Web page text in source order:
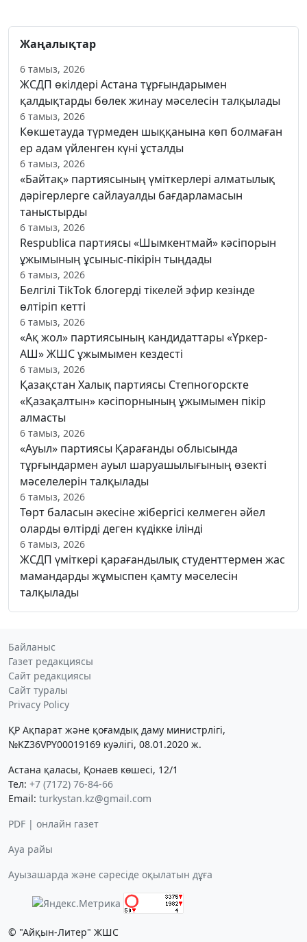
Жаңалықтар
6 тамыз, 2026
ЖСДП өкілдері Астана тұрғындарымен
қалдықтарды бөлек жинау мәселесін талқылады
6 тамыз, 2026
Көкшетауда түрмеден шыққанына көп болмаған
ер адам үйленген күні ұсталды
6 тамыз, 2026
«Байтақ» партиясының үміткерлері алматылық
дәрігерлерге сайлауалды бағдарламасын
таныстырды
6 тамыз, 2026
Respublica партиясы «Шымкентмай» кәсіпорын
ұжымының ұсыныс-пікірін тыңдады
6 тамыз, 2026
Белгілі TikTok блогерді тікелей эфир кезінде
өлтіріп кетті
6 тамыз, 2026
«Ақ жол» партиясының кандидаттары «Үркер-
АШ» ЖШС ұжымымен кездесті
6 тамыз, 2026
Қазақстан Халық партиясы Степногорскте
«Қазақалтын» кәсіпорнының ұжымымен пікір
алмасты
6 тамыз, 2026
«Ауыл» партиясы Қарағанды облысында
тұрғындармен ауыл шаруашылығының өзекті
мәселелерін талқылады
6 тамыз, 2026
Төрт баласын әкесіне жібергісі келмеген әйел
оларды өлтірді деген күдікке ілінді
6 тамыз, 2026
ЖСДП үміткері қарағандылық студенттермен жас
мамандарды жұмыспен қамту мәселесін
талқылады
Байланыс
Газет редакциясы
Сайт редакциясы
Сайт туралы
Privacy Policy
ҚР Ақпарат және қоғамдық даму министрлігі,
№KZ36VPY00019169 куәлігі, 08.01.2020 ж.
Астана қаласы, Қонаев көшесі, 12/1
Тел: +7 (7172) 76-84-66
Email: turkystan.kz@gmail.com
PDF | онлайн газет
Ауа райы
Ауызашарда және сәресіде оқылатын дұға
© "Айқын-Литер" ЖШС